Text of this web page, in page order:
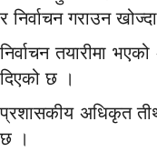
र निर्वाचन गराउन
निर्वाचन तयारीमा
दिएको छ ।
प्रशासकीय अधिकृत
छ ।